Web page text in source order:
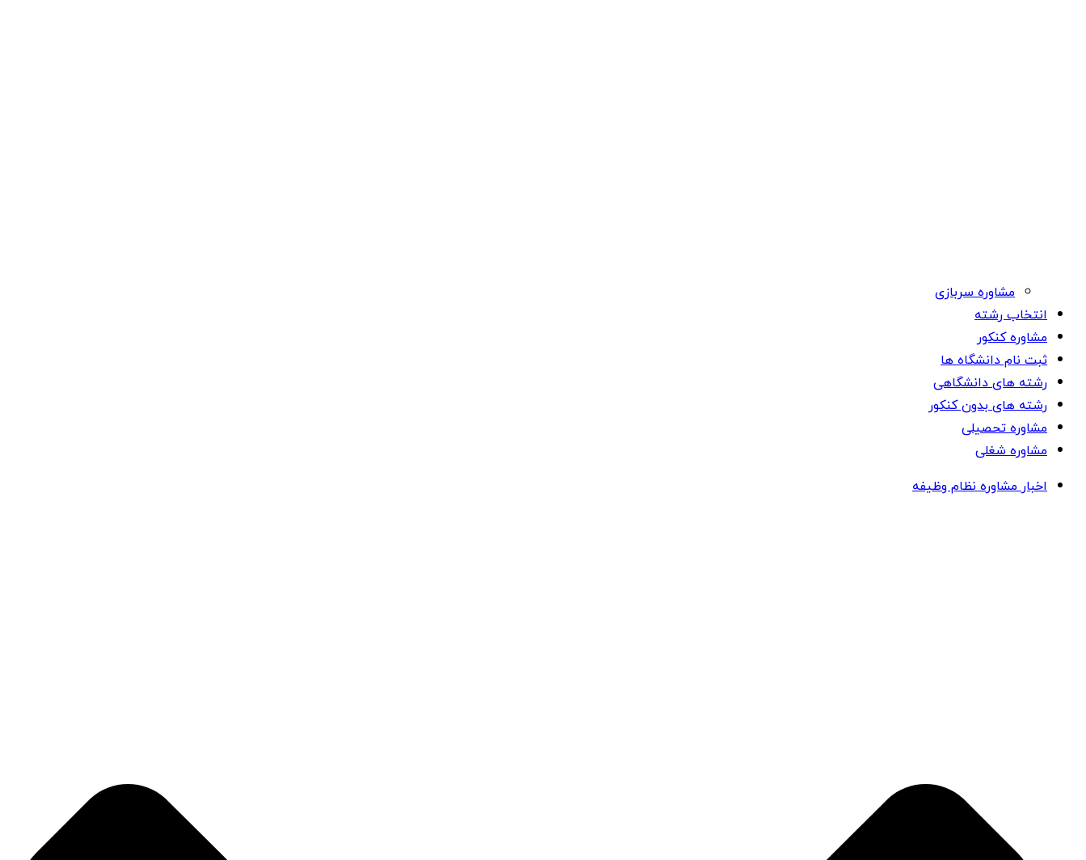
مشاوره سربازی
انتخاب رشته
مشاوره کنکور
ثبت نام دانشگاه ها
رشته های دانشگاهی
رشته های بدون کنکور
مشاوره تحصیلی
مشاوره شغلی
اخبار مشاوره نظام وظیفه